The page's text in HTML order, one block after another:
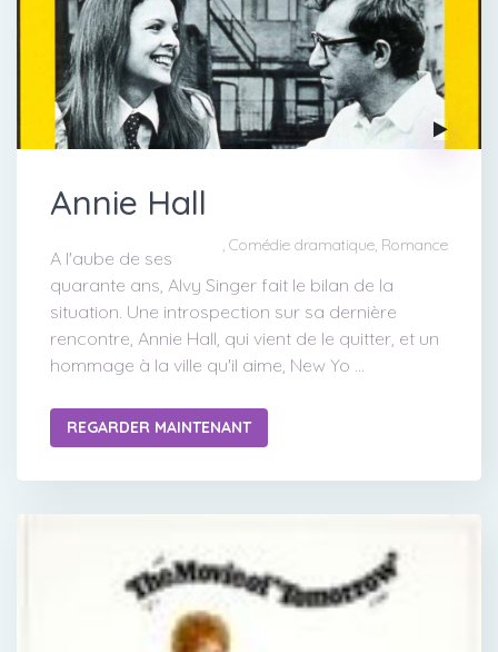
Annie Hall
, Comédie dramatique, Romance
A l'aube de ses
quarante ans, Alvy Singer fait le bilan de la
situation. Une introspection sur sa dernière
rencontre, Annie Hall, qui vient de le quitter, et un
hommage à la ville qu'il aime, New Yo ...
REGARDER MAINTENANT